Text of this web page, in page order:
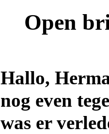
Open
Hallo,
nog even
was er